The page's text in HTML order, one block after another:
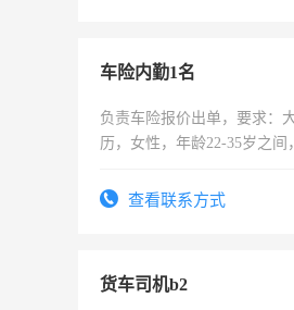
车险内勤1名
负责车险报价出单，要求：
历，女性，年龄22-35岁之间
试用期1-3个月，转正后交纳
查看联系方式
货车司机b2